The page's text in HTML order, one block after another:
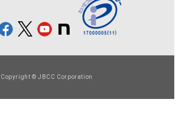
Copyright © JBCC Corporation